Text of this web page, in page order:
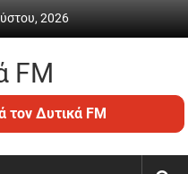
2026
FM
τον Δυτικά FM